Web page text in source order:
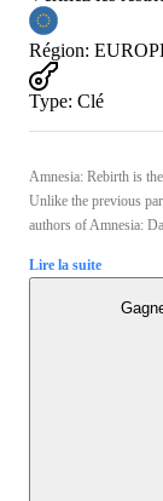
Région:
Type: Clé
Amnesia: Rebirth is
Unlike the previous
authors of Amnesia:
Lire la suite